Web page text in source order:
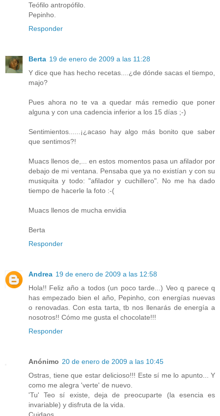
Teófilo antropófilo.
Pepinho.
Responder
Berta 19 de enero de 2009 a las 11:28
Y dice que has hecho recetas....¿de dónde sacas el tiempo,
majo?
Pues ahora no te va a quedar más remedio que poner
alguna y con una cadencia inferior a los 15 días ;-)
Sentimientos......¡¿acaso hay algo más bonito que saber
que sentimos?!
Muacs llenos de,... en estos momentos pasa un afilador por
debajo de mi ventana. Pensaba que ya no existían y con su
musiquita y todo: "afilador y cuchillero". No me ha dado
tiempo de hacerle la foto :-(
Muacs llenos de mucha envidia
Berta
Responder
Andrea 19 de enero de 2009 a las 12:58
Hola!! Feliz año a todos (un poco tarde...) Veo q parece q
has empezado bien el año, Pepinho, con energías nuevas
o renovadas. Con esta tarta, tb nos llenarás de energía a
nosotros!! Cómo me gusta el chocolate!!!
Responder
Anónimo 20 de enero de 2009 a las 10:45
Ostras, tiene que estar delicioso!!! Este sí me lo apunto... Y
como me alegra 'verte' de nuevo.
'Tu' Teo sí existe, deja de preocuparte (la esencia es
invariable) y disfruta de la vida.